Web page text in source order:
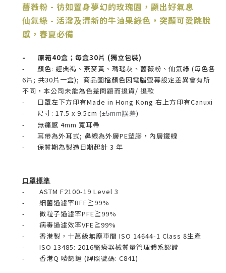
薔薇粉 - 彷如置身夢幻的玫瑰園，顯出好氣息
仙氣綠 - 活潑及清新的牛油果綠色，突顯可愛跳脫
感，春夏必備
- 原箱40盒；每盒30片 (獨立包裝)
- 顏色: 經典褐、燕麥黃、瑪瑙灰、薔薇粉、仙氣綠 (每色各
6片; 共30片一盒); 商品圖檔顏色因電腦螢幕設定差異會有所
不同，本公司未能為色差問題而退貨/ 退款
- 口罩左下方印有Made in Hong Kong 右上方印有Canuxi
- 尺寸: 17.5 x 9.5cm (±5mm誤差)
- 無痛感 4mm 寬耳帶
- 耳帶為外耳式; 鼻線為外層PE塑膠，內層鐵線
- 保質期為製造日期起計 3 年
口罩標準
- ASTM F2100-19 Level 3
- 細菌過濾率BFE≧99%
- 微粒子過濾率PFE≧99%
- 病毒過濾效率VFE≧99%
- 香港製， 十萬級無塵車間 ISO 14644-1 Class 8生產
- ISO 13485: 2016醫療器械質量管理體系認證
- 香港Q 嘜認證 (牌照號碼: C841)